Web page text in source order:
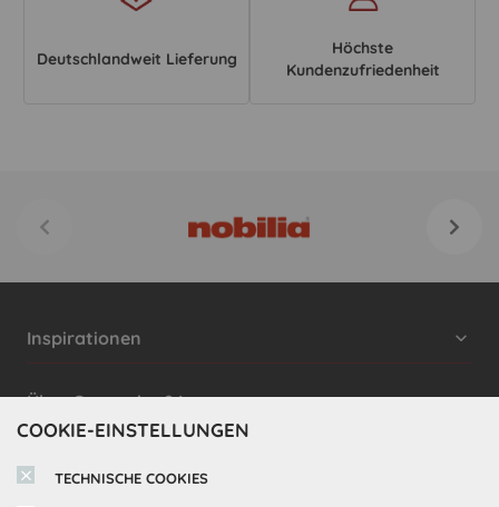
COOKIE-EINSTELLUNGEN
TECHNISCHE COOKIES
Deutschlandweit Lieferung
Höchste
Kundenzufriedenheit
Inspirationen
Cocooning24 Küchen
Über Cocooning24
Impressum
Kundendienst